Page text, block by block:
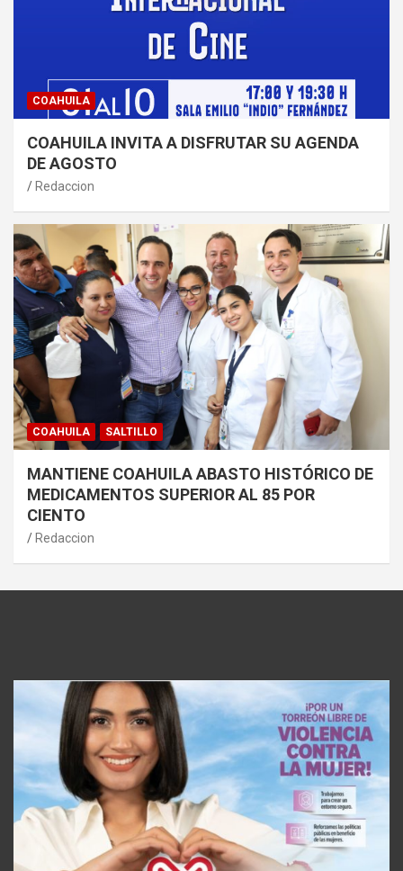
COAHUILA
COAHUILA INVITA A DISFRUTAR SU AGENDA
DE AGOSTO
Redaccion
COAHUILA SALTILLO
MANTIENE COAHUILA ABASTO HISTÓRICO DE
MEDICAMENTOS SUPERIOR AL 85 POR
CIENTO
Redaccion